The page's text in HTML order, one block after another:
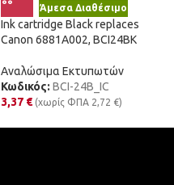
Άμεσα Διαθέσιμο
Ink cartridge Black replaces
Canon 6881A002, BCI24BK
Αναλώσιμα Εκτυπωτών
Κωδικός: BCI-24B_IC
3,37 € (χωρίς ΦΠΑ 2,72 €)